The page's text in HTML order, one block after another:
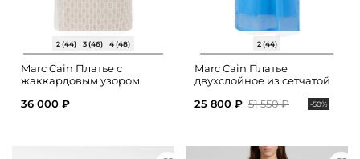
2 (44) 3 (46) 4 (48)
Marc Cain Платье с
жаккардовым узором
36 000 ₽
2 (44)
Marc Cain Платье
двухслойное из сетчатой
25 800 ₽ 51 550 ₽ -50%